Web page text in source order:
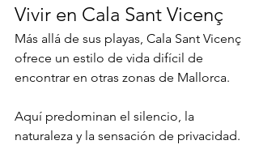
Vivir en Cala Sant Vicenç
Más allá de sus playas, Cala Sant Vicenç
ofrece un estilo de vida difícil de
encontrar en otras zonas de Mallorca.
Aquí predominan el silencio, la
naturaleza y la sensación de privacidad.